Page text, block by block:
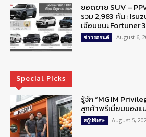
ยอดขาย SUV –
รวม 2,983 คัน :
เฉือนชนะ Fortuner
ข่าวรถยนต์ August 6,
Special Picks
รู้จัก “MG IM
ลูกค้าพรีเมี่ยมของแ
สกู๊ปพิเศษ August 5,